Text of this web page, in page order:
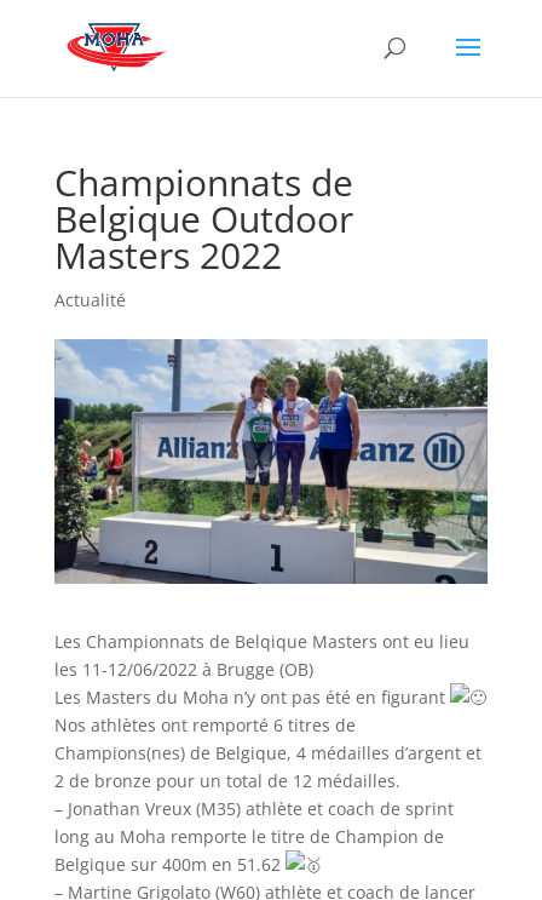
Championnats de
Belgique Outdoor
Masters 2022
Actualité
Les Championnats de Belqique Masters ont eu lieu
les 11-12/06/2022 à Brugge (OB)
Les Masters du Moha n’y ont pas été en figurant
Nos athlètes ont remporté 6 titres de
Champions(nes) de Belgique, 4 médailles d’argent et
2 de bronze pour un total de 12 médailles.
– Jonathan Vreux (M35) athlète et coach de sprint
long au Moha remporte le titre de Champion de
Belgique sur 400m en 51.62
– Martine Grigolato (W60) athlète et coach de lancer